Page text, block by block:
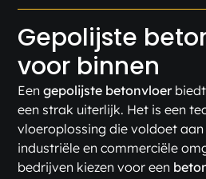
Gepolijste
voor binnen
Eengepolijste betonvloerbiedt
een strak uiterlijk. Het is een
vloeroplossing die voldoet aan
industriële en commerciële
bedrijven kiezen voor een